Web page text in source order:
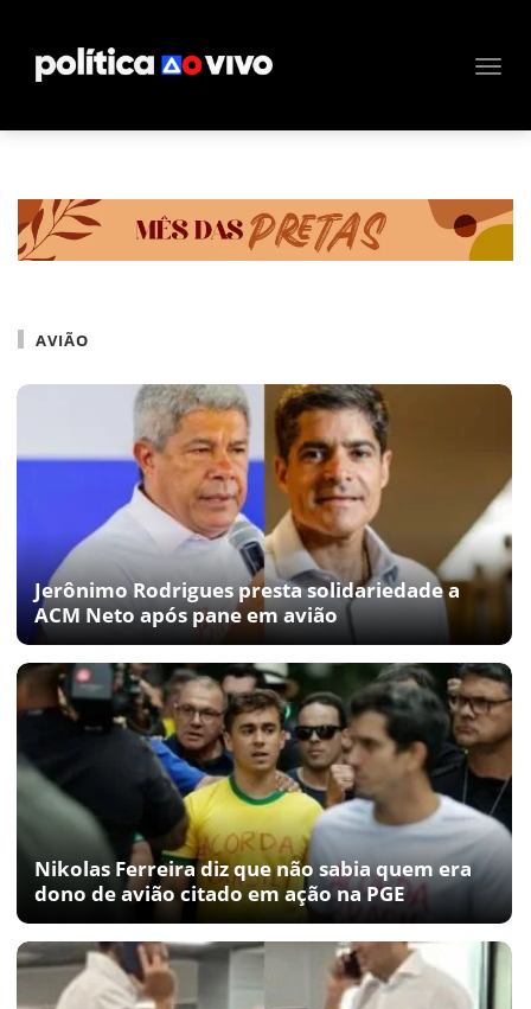
AVIÃO
Jerônimo Rodrigues presta solidariedade a
ACM Neto após pane em avião
Nikolas Ferreira diz que não sabia quem era
dono de avião citado em ação na PGE